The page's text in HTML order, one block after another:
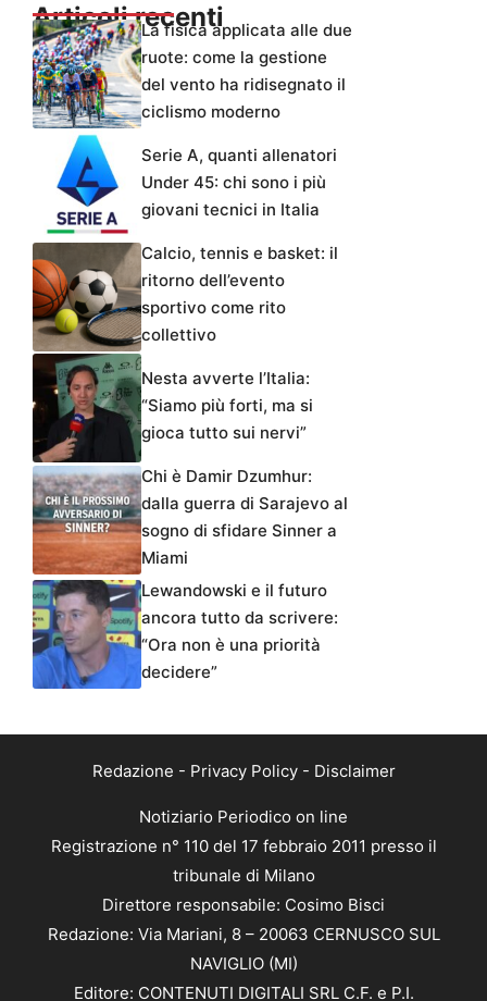
Articoli recentiLa fisica applicata alle due
ruote: come la gestione
del vento ha ridisegnato il
ciclismo moderno
Serie A, quanti allenatori
Under 45: chi sono i più
giovani tecnici in Italia
Calcio, tennis e basket: il
ritorno dell’evento
sportivo come rito
collettivo
Nesta avverte l’Italia:
“Siamo più forti, ma si
gioca tutto sui nervi”
Chi è Damir Dzumhur:
dalla guerra di Sarajevo al
sogno di sfidare Sinner a
Miami
Lewandowski e il futuro
ancora tutto da scrivere:
“Ora non è una priorità
decidere”
Redazione - Privacy Policy- Disclaimer
Notiziario Periodico on line
Registrazione n° 110 del 17 febbraio 2011 presso il
tribunale di Milano
Direttore responsabile: Cosimo Bisci
Redazione: Via Mariani, 8 – 20063 CERNUSCO SUL
NAVIGLIO (MI)
Editore: CONTENUTI DIGITALI SRL C.F. e P.I.